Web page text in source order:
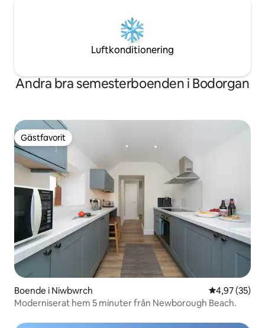
Luftkonditionering
Andra bra semesterboenden i Bodorgan
Gästfavorit
Gästfavorit
Boende i Niwbwrch 4,97 av 5 i
4,97 (35)
Moderniserat hem 5 minuter från Newborough Beach.